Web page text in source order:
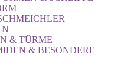
& TÜRME
& BESONDERE